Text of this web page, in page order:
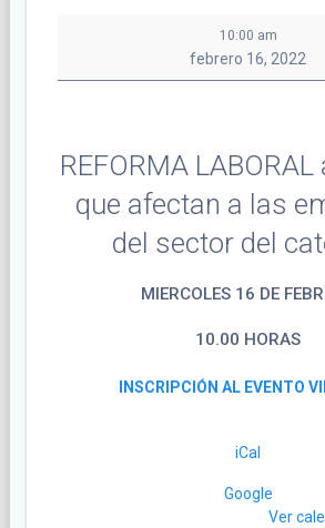
LABORAL:
aspectos
las
del
sector
del
10:00 am
febrero 16, 2022
REFORMA
que afectan a las
del sector del
MIERCOLES 16 DE
10.00 HORAS
INSCRIPCIÓN AL EVENTO
iCal
Google
Ver